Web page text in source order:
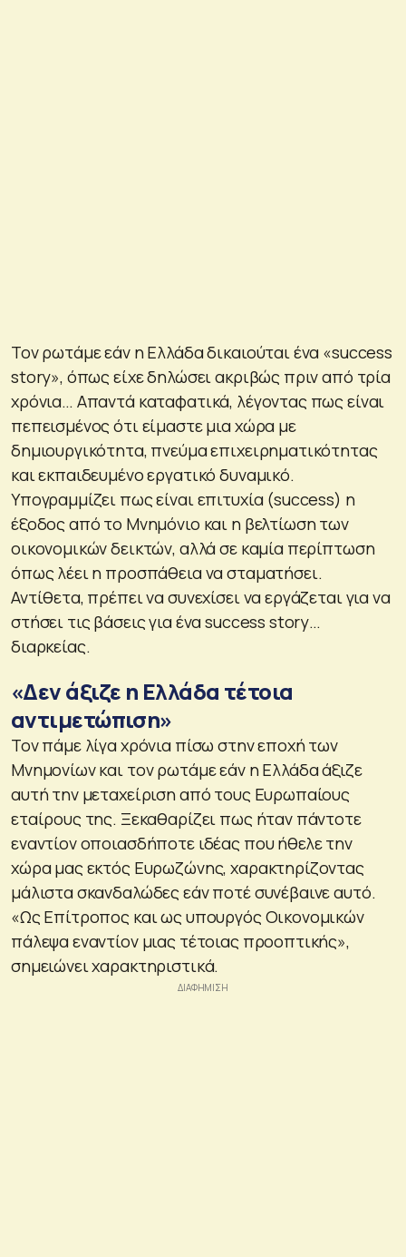
Τον ρωτάμε εάν η Ελλάδα δικαιούται ένα «success
story», όπως είχε δηλώσει ακριβώς πριν από τρία
χρόνια… Απαντά καταφατικά, λέγοντας πως είναι
πεπεισμένος ότι είμαστε μια χώρα με
δημιουργικότητα, πνεύμα επιχειρηματικότητας
και εκπαιδευμένο εργατικό δυναμικό.
Υπογραμμίζει πως είναι επιτυχία (success) η
έξοδος από το Μνημόνιο και η βελτίωση των
οικονομικών δεικτών, αλλά σε καμία περίπτωση
όπως λέει η προσπάθεια να σταματήσει.
Αντίθετα, πρέπει να συνεχίσει να εργάζεται για να
στήσει τις βάσεις για ένα success story…
διαρκείας.
«Δεν άξιζε η Ελλάδα τέτοια
αντιμετώπιση»
Τον πάμε λίγα χρόνια πίσω στην εποχή των
Μνημονίων και τον ρωτάμε εάν η Ελλάδα άξιζε
αυτή την μεταχείριση από τους Ευρωπαίους
εταίρους της. Ξεκαθαρίζει πως ήταν πάντοτε
εναντίον οποιασδήποτε ιδέας που ήθελε την
χώρα μας εκτός Ευρωζώνης, χαρακτηρίζοντας
μάλιστα σκανδαλώδες εάν ποτέ συνέβαινε αυτό.
«Ως Επίτροπος και ως υπουργός Οικονομικών
πάλεψα εναντίον μιας τέτοιας προοπτικής»,
σημειώνει χαρακτηριστικά.